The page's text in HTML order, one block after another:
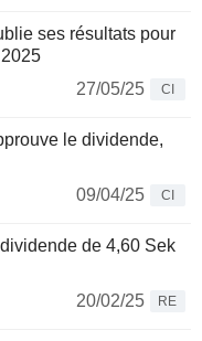
ses résultats pour
27/05/25
CI
le dividende,
09/04/25
CI
de 4,60 Sek
20/02/25
RE